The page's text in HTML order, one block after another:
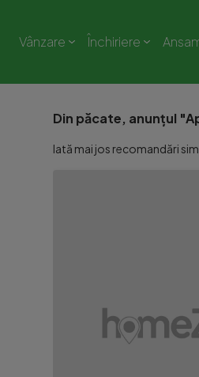
Vânzare Închiriere
Din păcate, anunțul
Iată mai jos recomandări